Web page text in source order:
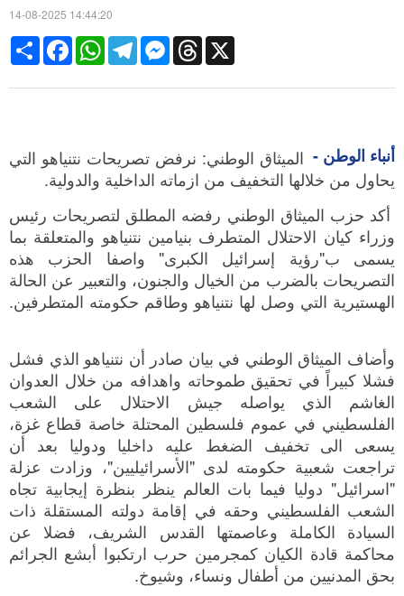
14-08-2025 14:44:20
Share
FacebookWhatsAppTelegramMessengerThreads X
أنباء الوطن - الميثاق الوطني: نرفض تصريحات نتنياهو التي
يحاول من خلالها التخفيف من ازماته الداخلية والدولية.
أكد حزب الميثاق الوطني رفضه المطلق لتصريحات رئيس
وزراء كيان الاحتلال المتطرف بنيامين نتنياهو والمتعلقة بما
يسمى ب"رؤية إسرائيل الكبرى" واصفا الحزب هذه
التصريحات بالضرب من الخيال والجنون، والتعبير عن الحالة
الهستيرية التي وصل لها نتنياهو وطاقم حكومته المتطرفين.
وأضاف الميثاق الوطني في بيان صادر أن نتنياهو الذي فشل
فشلا كبيراً في تحقيق طموحاته واهدافه من خلال العدوان
الغاشم الذي يواصله جيش الاحتلال على الشعب
الفلسطيني في عموم فلسطين المحتلة خاصة قطاع غزة،
يسعى الى تخفيف الضغط عليه داخليا ودوليا بعد أن
تراجعت شعبية حكومته لدى "الأسرائيليين"، وزادت عزلة
"اسرائيل" دوليا فيما بات العالم ينظر بنظرة إيجابية تجاه
الشعب الفلسطيني وحقه في إقامة دولته المستقلة ذات
السيادة الكاملة وعاصمتها القدس الشريف، فضلا عن
محاكمة قادة الكيان كمجرمين حرب ارتكبوا أبشع الجرائم
بحق المدنيين من أطفال ونساء، وشيوخ.